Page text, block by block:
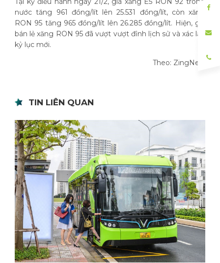
nước tăng 961 đồng/lít lên 25.531 đồng/lít, còn xăng
RON 95 tăng 965 đồng/lít lên 26.285 đồng/lít. Hiện, giá
bán lẻ xăng RON 95 đã vượt vượt đỉnh lịch sử và xác lập
kỷ lục mới.
Theo: ZingNew
TIN LIÊN QUAN